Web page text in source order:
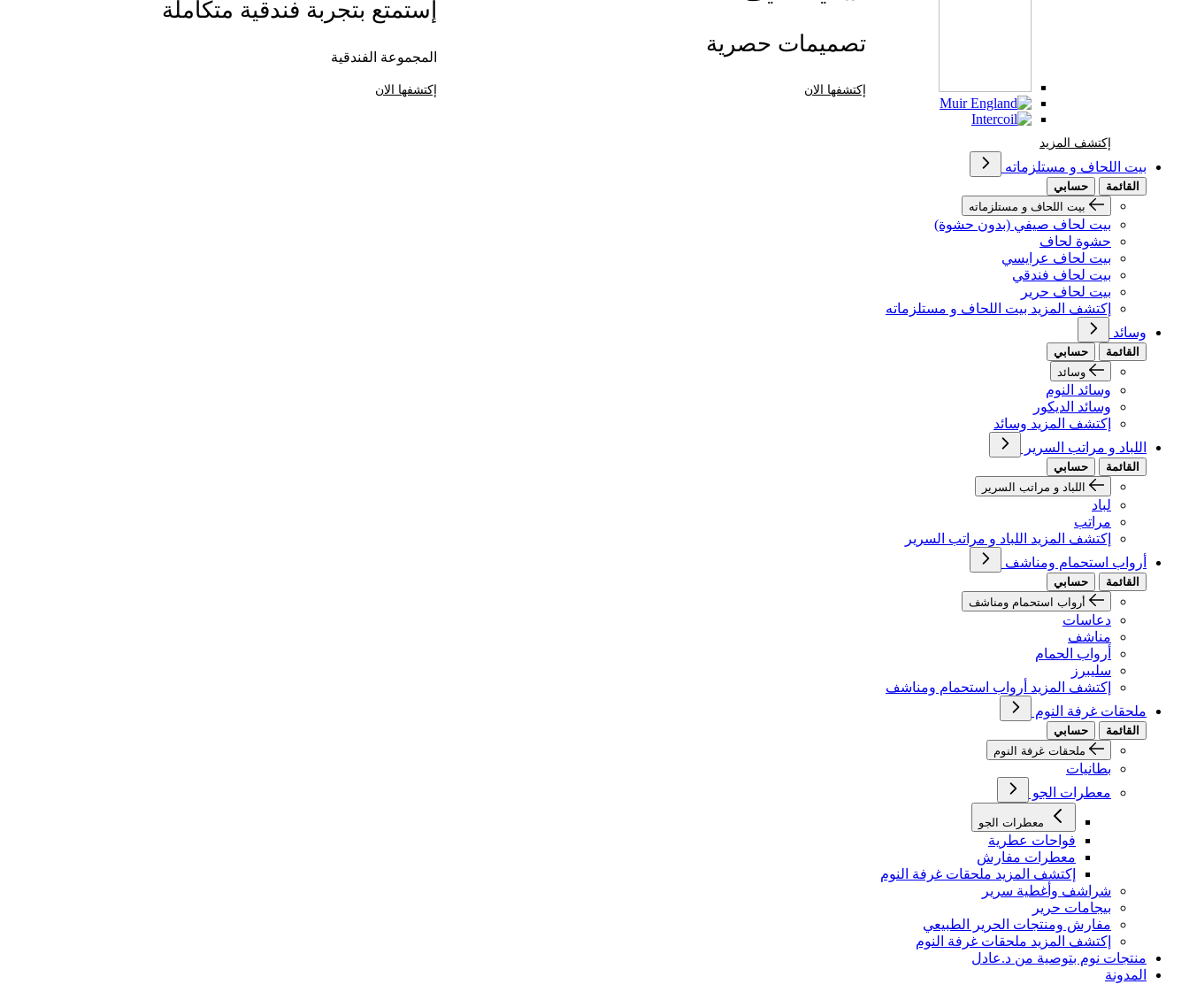
إكتشف المزيد
تصميمات حصرية
إكتشفها الان
إستمتع بتجربة فندقية متكاملة
المجموعة الفندقية
إكتشفها الان
بيت اللحاف و مستلزماته
القائمة
حسابي
بيت اللحاف و مستلزماته
بيت لحاف صيفي (بدون حشوة)
حشوة لحاف
بيت لحاف عرايسي
بيت لحاف فندقي
بيت لحاف حرير
إكتشف المزيد بيت اللحاف و مستلزماته
وسائد
القائمة
حسابي
وسائد
وسائد النوم
وسائد الديكور
إكتشف المزيد وسائد
اللباد و مراتب السرير
القائمة
حسابي
اللباد و مراتب السرير
لباد
مراتب
إكتشف المزيد اللباد و مراتب السرير
أرواب استحمام ومناشف
القائمة
حسابي
أرواب استحمام ومناشف
دعاسات
مناشف
أرواب الحمام
سليبرز
إكتشف المزيد أرواب استحمام ومناشف
ملحقات غرفة النوم
القائمة
حسابي
ملحقات غرفة النوم
بطانيات
معطرات الجو
معطرات الجو
فواحات عطرية
معطرات مفارش
إكتشف المزيد ملحقات غرفة النوم
شراشف وأغطية سرير
بيجامات حرير
مفارش ومنتجات الحرير الطبيعي
إكتشف المزيد ملحقات غرفة النوم
منتجات نوم بتوصية من د.عادل
المدونة